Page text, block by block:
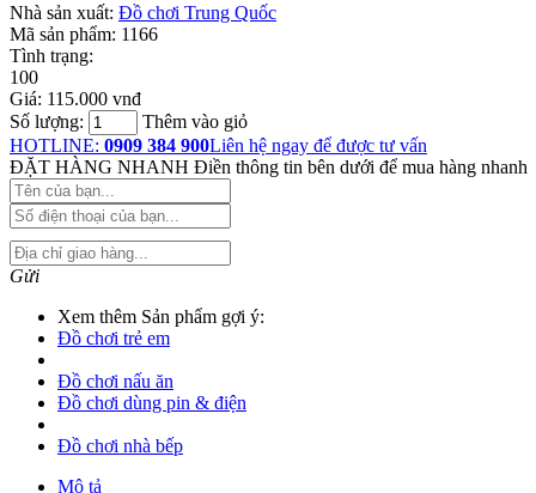
Nhà sản xuất: Đồ chơi Trung Quốc
Mã sản phẩm: 1166
Tình trạng:
100
Giá: 115.000 vnđ
Số lượng:
Thêm vào giỏ
HOTLINE: 0909 384 900Liên hệ ngay để được tư vấn
ĐẶT HÀNG NHANH Điền thông tin bên dưới để mua hàng nhanh
Gửi
Xem thêm Sản phẩm gợi ý:
Đồ chơi trẻ em
Đồ chơi nấu ăn
Đồ chơi dùng pin & điện
Đồ chơi nhà bếp
Mô tả